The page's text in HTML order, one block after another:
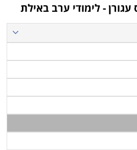
עגורן - לימודי ערב באילת